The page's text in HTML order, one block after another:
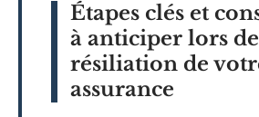
Étapes clés et
à anticiper lors
résiliation de
assurance